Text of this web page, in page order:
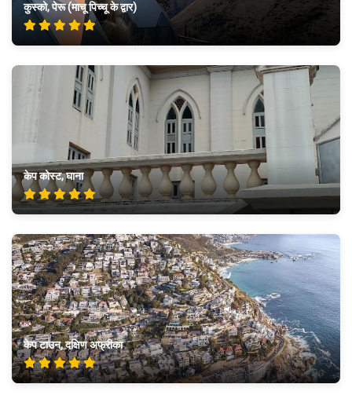
कुस्को, पेरू (माचू पिच्चू के द्वार)
केप कोस्ट, घाना
केप टाउन, दक्षिण अफ्रीका